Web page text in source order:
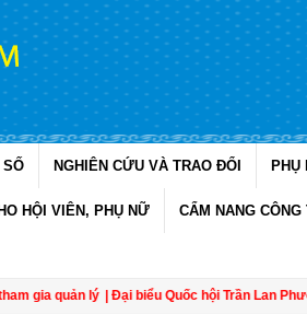
SỐ NGHIÊN CỨU VÀ TRAO ĐỔI PHỤ
HỘI VIÊN, PHỤ NỮ CẨM NANG CÔNG
quản lý | Đại biểu Quốc hội Trần Lan Phương: